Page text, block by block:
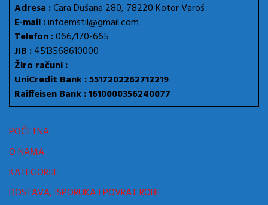
Adresa :Cara Dušana 280, 78220 Kotor Varoš
E-mail :infoemstil@gmail.com
Telefon :066/170-665
JIB :4513568610000
Žiro računi :
UniCredit Bank : 5517202262712219
Raiffeisen Bank : 1610000356240077
POČETNA
O NAMA
KATEGORIJE
DOSTAVA, ISPORUKA I POVRAT ROBE